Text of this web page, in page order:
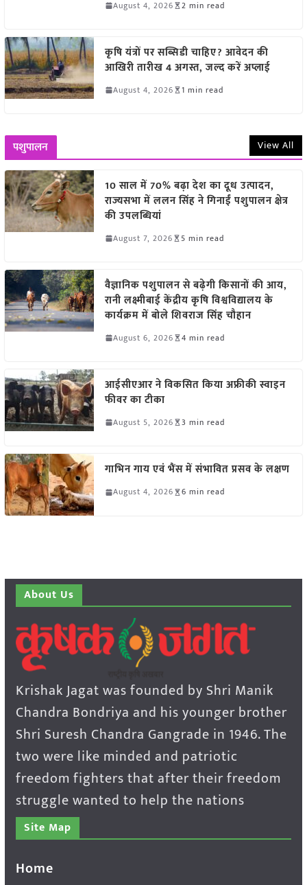
August 4, 2026 2 min read
कृषि यंत्रों पर सब्सिडी चाहिए? आवेदन की
आखिरी तारीख 4 अगस्त, जल्द करें अप्लाई
August 4, 2026 1 min read
पशुपालन View All
10 साल में 70% बढ़ा देश का दूध उत्पादन,
राज्यसभा में ललन सिंह ने गिनाईं पशुपालन क्षेत्र
की उपलब्धियां
August 7, 2026 5 min read
वैज्ञानिक पशुपालन से बढ़ेगी किसानों की आय,
रानी लक्ष्मीबाई केंद्रीय कृषि विश्वविद्यालय के
कार्यक्रम में बोले शिवराज सिंह चौहान
August 6, 2026 4 min read
आईसीएआर ने विकसित किया अफ्रीकी स्वाइन
फीवर का टीका
August 5, 2026 3 min read
गाभिन गाय एवं भैंस में संभावित प्रसव के लक्षण
August 4, 2026 6 min read
About Us
Krishak Jagat was founded by Shri Manik
Chandra Bondriya and his younger brother
Shri Suresh Chandra Gangrade in 1946. The
two were like minded and patriotic
freedom fighters that after their freedom
struggle wanted to help the nations
Site Map
Home